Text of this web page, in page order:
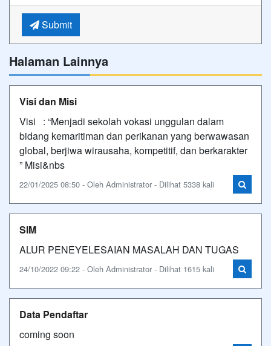
Submit
Halaman Lainnya
Visi dan Misi
Visi : “Menjadi sekolah vokasi unggulan dalam
bidang kemaritiman dan perikanan yang berwawasan
global, berjiwa wirausaha, kompetitif, dan berkarakter
” Misi&nbs
22/01/2025 08:50 - Oleh Administrator - Dilihat 5338 kali
SIM
ALUR PENEYELESAIAN MASALAH DAN TUGAS
24/10/2022 09:22 - Oleh Administrator - Dilihat 1615 kali
Data Pendaftar
coming soon